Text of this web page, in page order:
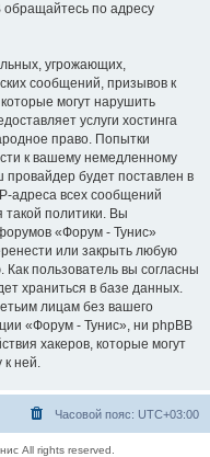
по адресу
угрожающих,
сообщений, призывов к
могут нарушить
услуги хостинга
право. Попытки
к вашему немедленному
будет поставлен в
адреса всех сообщений
политики. Вы
«Форум - Тунис»
или закрыть любую
пользователь вы согласны
храниться в базе данных.
лицам без вашего
«Форум - Тунис», ни phpBB
хакеров, которые могут
к ней.
Часовой пояс: UTC+03:00
All rights reserved.